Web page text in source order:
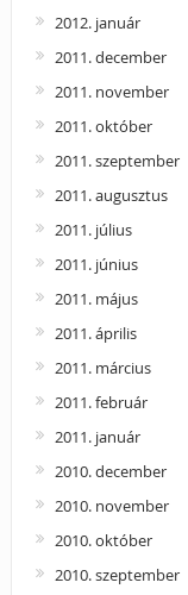
2012. január
2011. december
2011. november
2011. október
2011. szeptember
2011. augusztus
2011. július
2011. június
2011. május
2011. április
2011. március
2011. február
2011. január
2010. december
2010. november
2010. október
2010. szeptember